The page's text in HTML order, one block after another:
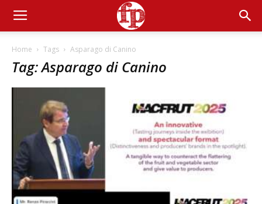
Home Tags Asparago di Canino
Tag: Asparago di Canino